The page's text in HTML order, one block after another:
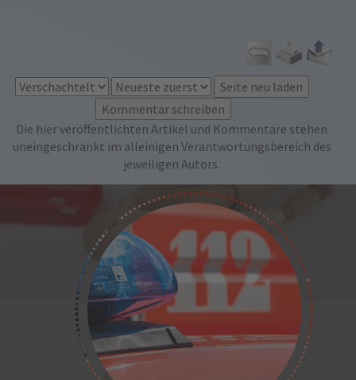
Die hier veröffentlichten Artikel und Kommentare stehen
uneingeschränkt im alleinigen Verantwortungsbereich des
jeweiligen Autors.